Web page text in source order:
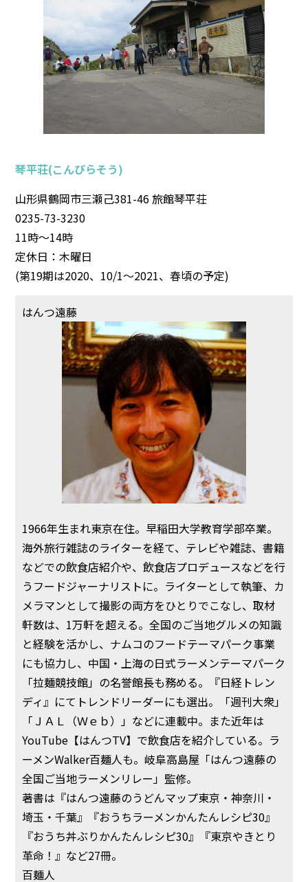
琴平荘(こんぴらそう)
山形県鶴岡市三瀬己381-46 旅館琴平荘
0235-73-3230
11時～14時
定休日：木曜日
(第19期は2020、10/1～2021、春頃の予定)
はんつ遠藤
1966年生まれ東京在住。早稲田大学教育学部卒業。
海外旅行雑誌のライターを経て、テレビや雑誌、書籍
などでの飲食店紹介や、飲食店プロデュースなどを行
うフードジャーナリストに。ライターとして執筆、カ
メラマンとして撮影の両方をひとりでこなし、取材
軒数は、1万軒を超える。全国のご当地グルメの知識
と経験を活かし、ナムコのフードテーマパーク事業
にも協力し、中国・上海の日式ラーメンテーマパーク
「拉麺競技館」の名誉館長も務める。『日経トレン
ディ』にてトレンドリーダーにも選出。「週刊大衆」
「ＪＡＬ（Ｗｅｂ）」などに連載中。また近年は
YouTube【はんつTV】で飲食店を紹介している。ラ
ーメンWalker百麺人も。岐阜高島屋「はんつ遠藤の
全国ご当地ラーメンリレー」監修。
著書は『はんつ遠藤のうどんマップ東京・神奈川・
埼玉・千葉』『おうちラーメンかんたんレシピ30』
『おうち丼ぶりかんたんレシピ30』『東京やきとり
革命！』など27冊。
百麺人